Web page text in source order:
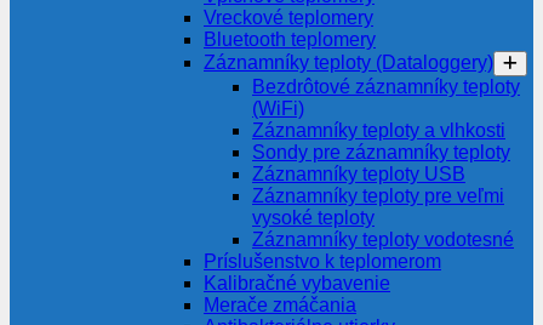
Vreckové teplomery
Bluetooth teplomery
Záznamníky teploty (Dataloggery)
Bezdrôtové záznamníky teploty
(WiFi)
Záznamníky teploty a vlhkosti
Sondy pre záznamníky teploty
Záznamníky teploty USB
Záznamníky teploty pre veľmi
vysoké teploty
Záznamníky teploty vodotesné
Príslušenstvo k teplomerom
Kalibračné vybavenie
Merače zmáčania